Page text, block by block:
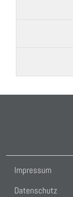
Impressum
Datenschutz